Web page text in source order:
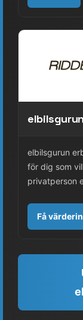
elbilsgurun
elbilsgurun
för dig som
privatperson
Få